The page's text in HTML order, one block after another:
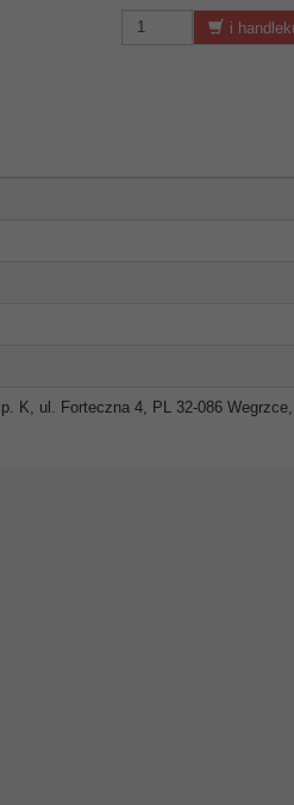
i
K, ul. Forteczna 4, PL 32-086 Wegrzce,